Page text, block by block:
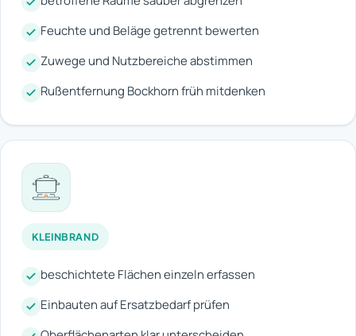
Feuchte und Beläge getrennt bewerten
Zuwege und Nutzbereiche abstimmen
Rußentfernung Bockhorn früh mitdenken
KLEINBRAND
beschichtete Flächen einzeln erfassen
Einbauten auf Ersatzbedarf prüfen